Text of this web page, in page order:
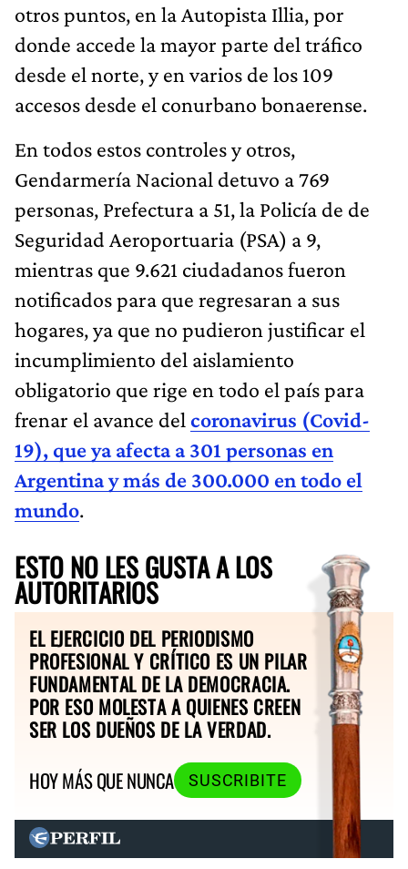
otros puntos, en la Autopista Illia, por
donde accede la mayor parte del tráfico
desde el norte, y en varios de los 109
accesos desde el conurbano bonaerense.
En todos estos controles y otros,
Gendarmería Nacional detuvo a 769
personas, Prefectura a 51, la Policía de de
Seguridad Aeroportuaria (PSA) a 9,
mientras que 9.621 ciudadanos fueron
notificados para que regresaran a sus
hogares, ya que no pudieron justificar el
incumplimiento del aislamiento
obligatorio que rige en todo el país para
frenar el avance del coronavirus (Covid-
19), que ya afecta a 301 personas en
Argentina y más de 300.000 en todo el
mundo.
ESTO NO LES GUSTA A LOS
AUTORITARIOS
EL EJERCICIO DEL PERIODISMO
PROFESIONAL Y CRÍTICO ES UN PILAR
FUNDAMENTAL DE LA DEMOCRACIA.
POR ESO MOLESTA A QUIENES CREEN
SER LOS DUEÑOS DE LA VERDAD.
HOY MÁS QUE NUNCA
SUSCRIBITE